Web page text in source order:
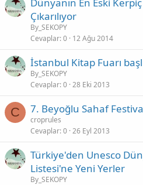
Çıkarılıyor
By_SEKOPY
Cevaplar 0 12 Ağu 2014
İstanbul Kitap Fuarı
By_SEKOPY
Cevaplar 0 28 Eki 2013
C 7. Beyoğlu Sahaf
croprules
Cevaplar 0 26 Eyl 2013
Türkiye'den Unesco
Listesi'ne Yeni Yerler
By_SEKOPY